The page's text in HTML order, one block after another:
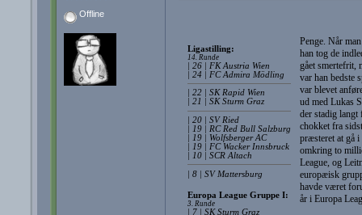
Offline
Ligastilling:
14. Runde
| 26 | FK Austria Wien
| 24 | FC Admira Mödling
| 22 | SK Rapid Wien
| 21 | SK Sturm Graz
| 20 | SV Ried
| 19 | RC Red Bull Salzburg
| 19 | Wolfsberger AC
| 19 | FC Wacker Innsbruck
| 10 | SCR Altach
| 8 | SV Mattersburg
Europa League Gruppe I:
3. Runde
| 7 | SK Sturm Graz
Penge. Når
han tog de
gået smertefrit,
var han bedste
var blevet
ud med Lukas
der stadig langt
chokket fra
præsteret at gå i
omkring to
League, og
europæisk
havde været
år i Europa